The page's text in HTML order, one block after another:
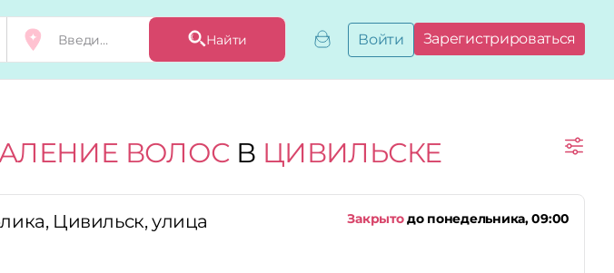
Найти
Добавить,
бизнес
Запросы
Сертификаты
Войти Зарегистрироваться
ВОЛОСВ ЦИВИЛЬСКЕ
Цивильск, улица
Закрытодо понедельника, 09:00